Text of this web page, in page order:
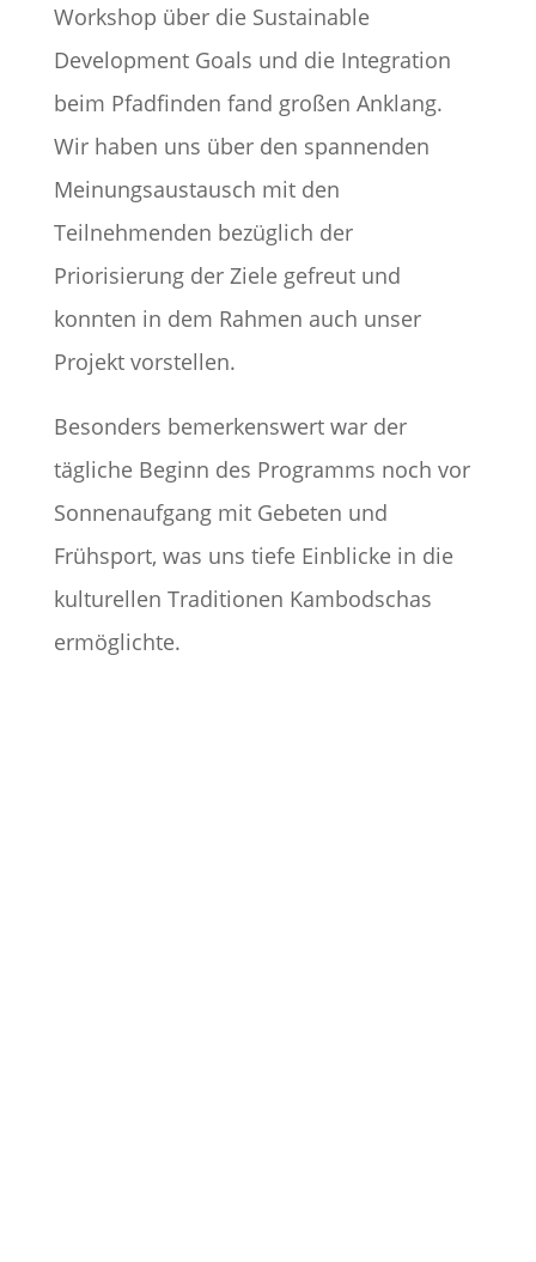
Workshop über die Sustainable
Development Goals und die Integration
beim Pfadfinden fand großen Anklang.
Wir haben uns über den spannenden
Meinungsaustausch mit den
Teilnehmenden bezüglich der
Priorisierung der Ziele gefreut und
konnten in dem Rahmen auch unser
Projekt vorstellen.
Besonders bemerkenswert war der
tägliche Beginn des Programms noch vor
Sonnenaufgang mit Gebeten und
Frühsport, was uns tiefe Einblicke in die
kulturellen Traditionen Kambodschas
ermöglichte.